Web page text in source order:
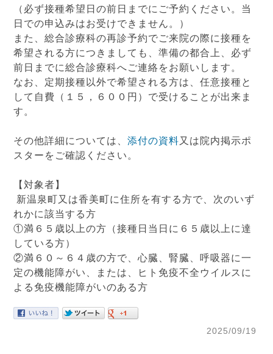
（必ず接種希望日の前日までにご予約ください。当
日での申込みはお受けできません。）
また、総合診療科の再診予約でご来院の際に接種を
希望される方につきましても、準備の都合上、必ず
前日までに総合診療科へご連絡をお願いします。
なお、定期接種以外で希望される方は、任意接種と
して自費（１５，６００円）で受けることが出来ま
す。
その他詳細については、添付の資料又は院内掲示ポ
スターをご確認ください。
【対象者】
新温泉町又は香美町に住所を有する方で、次のいず
れかに該当する方
①満６５歳以上の方（接種日当日に６５歳以上に達
している方）
②満６０～６４歳の方で、心臓、腎臓、呼吸器に一
定の機能障がい、または、ヒト免疫不全ウイルスに
よる免疫機能障がいのある方
2025/09/19